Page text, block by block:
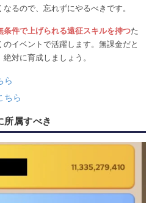
るので、忘れずにやるべきです。
条件で上げられる遠征スキルを持つた
イベントで活躍します。無課金だと
対に育成しましょう。
ら
ちら
所属すべき